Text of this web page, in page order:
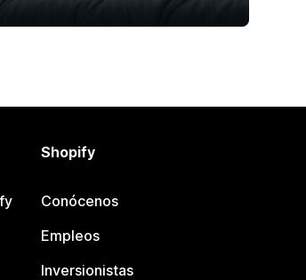
Shopify
Conócenos
Empleos
Inversionistas